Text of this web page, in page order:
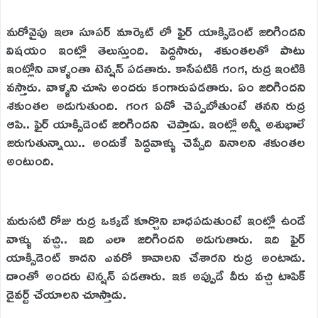
మరోవైపు ఇలా సూపర్ మార్కెట్ లో ఫైర్ యాక్సిడెంట్ జరిగిందని
విషయం ఇంట్లో తెలుస్తుంది. పెద్దసారు, శకుంతలతో పాటు
ఇంట్లోని వాళ్ళంతా టెన్షన్ పడతారు. కాసేపటికి గంగ, రుద్ర ఇంటికి
వస్తారు. వాళ్ళని చూసి అందరు కంగారుపడతారు. ఏం జరిగిందని
శకుంతల అడుగుతుంది. గంగ ఏదో చెప్పబోతుంటే తనని రుద్ర
ఆపి.. ‌ఫైర్ యాక్సిడెంట్ జరిగిందని చెప్తాడు. ఇంట్లో అన్నీ అశుభాలే
జరుగుతున్నాయి.. అందుకే పెద్దవాళ్ళు చెప్పేది వినాలని శకుంతల
అంటుంది.
మరుసటి రోజు రుద్ర ఒక్కడే కూర్చొని బాధపడుతుంటే ఇంట్లో ఉండే
వాళ్ళు వచ్చి.. ఇది ఎలా జరిగిందని అడుగుతారు. ఇది ఫైర్
యాక్సిడెంట్ కాదని ఎవరో కావాలని చేశారని రుద్ర అంటాడు.
దాంతో అందరు టెన్షన్ పడతారు. ఇక అప్పుడే వీరు వచ్చి టాపిక్
డైవర్ట్ చేయాలని చూస్తాడు.